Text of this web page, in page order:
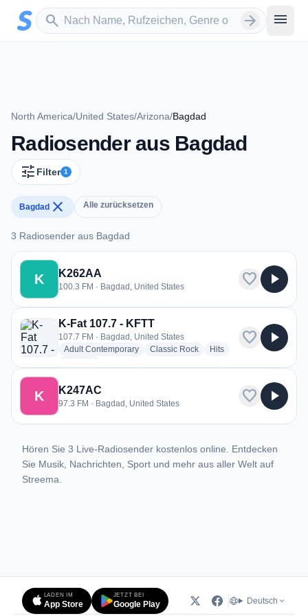
Zum Hauptinhalt springen
search
Sender suchen arrow_forward menu
North America/United States/Arizona/Bagdad
Radiosender aus Bagdad
tune Filter 1
Bagdad close Alle zurücksetzen
3 Radiosender aus Bagdad
3 Radiosender aus Bagdad
K K262AA
100.3 FM · Bagdad, United States favorite play_arrow
K-Fat 107.7 - KFTT
107.7 FM · Bagdad, United States
Adult Contemporaryradio stations
Classic Rockradio stations
Hitsradio stations
favorite play_arrow
K K247AC
97.3 FM · Bagdad, United States favorite play_arrow
Hören Sie 3 Live-Radiosender kostenlos online. Entdecken
Sie Musik, Nachrichten, Sport und mehr aus aller Welt auf
Streema.
LADEN IM
App Store
JETZT BEI
Google Play Deutsch